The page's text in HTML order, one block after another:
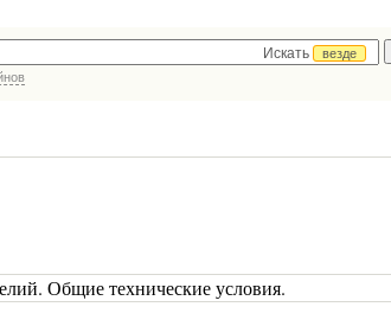
Искать
везде
Общие технические условия.